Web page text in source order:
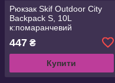
Рюкзак Skif Outdoor City
Backpack S, 10L
к:помаранчевий
447 ₴
Купити